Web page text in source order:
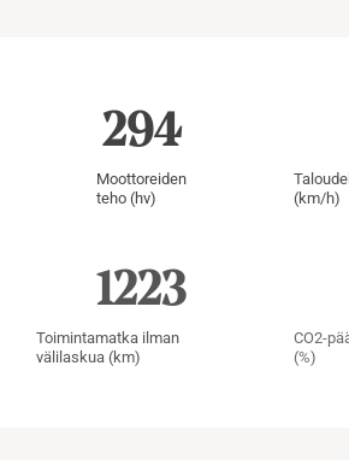
Moottoreiden
teho (hv)
360
(km/h)
Toimintamatka ilman
välilaskua (km)
1500
CO2-
(%)